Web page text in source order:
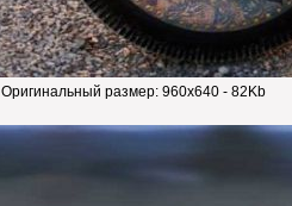
Оригинальный размер: 960x640 - 82Kb